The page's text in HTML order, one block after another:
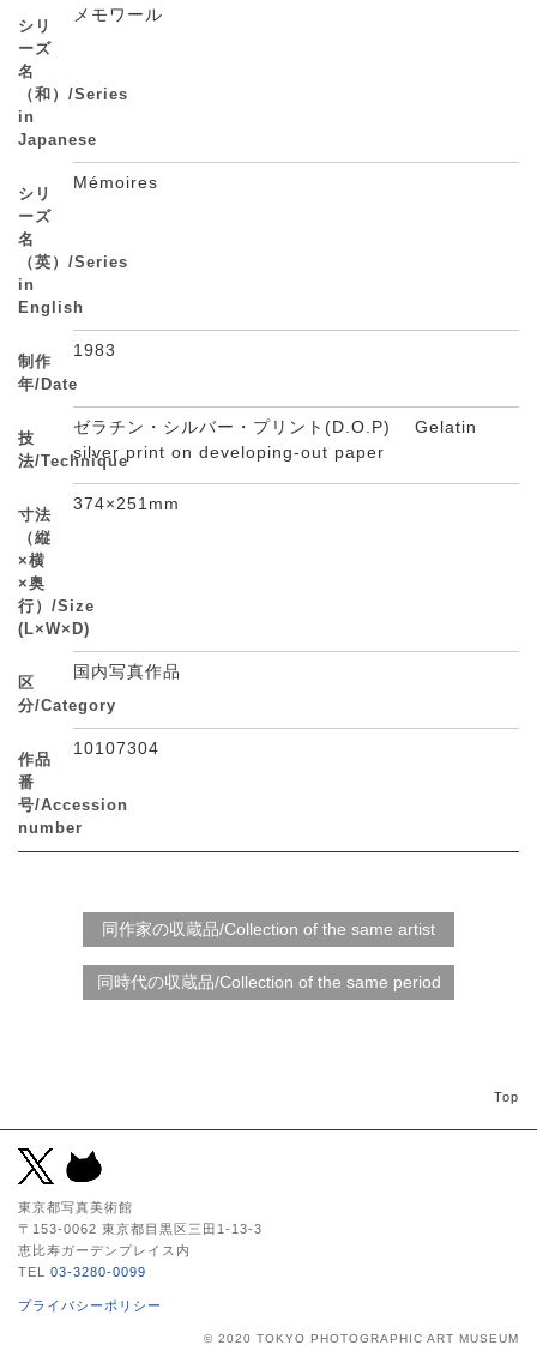
シリ
ーズ
名
（和）/Series
in
Japanese
メモワール
シリ
ーズ
名
（英）/Series
in
English
Mémoires
制作
年/Date
1983
技
法/Technique
ゼラチン・シルバー・プリント(D.O.P) Gelatin
silver print on developing-out paper
寸法
（縦
×横
×奥
行）/Size
(L×W×D)
374×251mm
区
分/Category
国内写真作品
作品
番
号/Accession
number
10107304
Top
東京都写真美術館
〒153-0062 東京都目黒区三田1-13-3
恵比寿ガーデンプレイス内
TEL 03-3280-0099
プライバシーポリシー
© 2020 TOKYO PHOTOGRAPHIC ART MUSEUM